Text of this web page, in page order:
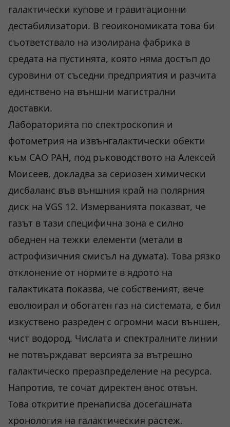
галактически купове и гравитационни
дестабилизатори. В геоикономиката това би
съответствало на изолирана фабрика в
средата на пустинята, която няма достъп до
суровини от съседни предприятия и разчита
единствено на външни магистрални
доставки.
Лабораторията по спектроскопия и
фотометрия на извънгалактически обекти
към САО РАН, под ръководството на Алексей
Моисеев, докладва за сериозен химически
дисбаланс във външния край на полярния
диск на VGS 12. Измерванията показват, че
газът в тази специфична зона е силно
обеднен на тежки елементи (метали в
астрофизичния смисъл на думата). Това рязко
отклонение от нормите в ядрото на
галактиката показва, че собственият, вече
еволюирал и обогатен газ на системата, е бил
изкуствено разреден с огромни маси външен,
чист водород. Числата и спектралните линии
не потвърждават версията за вътрешно
галактическо преразпределение на ресурса.
Напротив, те сочат директен внос отвън.
Това откритие пренаписва досегашната
хронология на галактическия растеж.